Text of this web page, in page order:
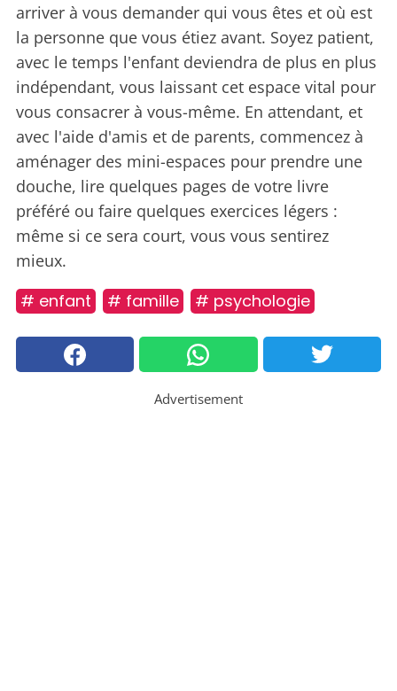
arriver à vous demander qui vous êtes et où est
la personne que vous étiez avant. Soyez patient,
avec le temps l'enfant deviendra de plus en plus
indépendant, vous laissant cet espace vital pour
vous consacrer à vous-même. En attendant, et
avec l'aide d'amis et de parents, commencez à
aménager des mini-espaces pour prendre une
douche, lire quelques pages de votre livre
préféré ou faire quelques exercices légers :
même si ce sera court, vous vous sentirez
mieux.
# enfant # famille # psychologie
Advertisement